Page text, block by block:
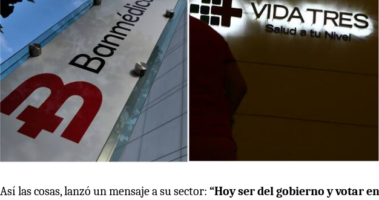
Así las cosas, lanzó un mensaje a su sector: “Hoy ser del gobierno y votar